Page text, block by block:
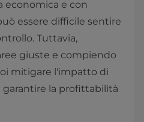
economica e con
essere difficile sentire
Tuttavia,
giuste e compiendo
mitigare l'impatto di
la profittabilità